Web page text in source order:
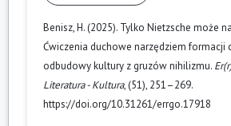
Benisz, H. (2025). Tylko Nietzsche może
Ćwiczenia duchowe narzędziem formacji
odbudowy kultury z gruzów nihilizmu.
Literatura - Kultura, (51), 251–269.
https://doi.org/10.31261/errgo.17918